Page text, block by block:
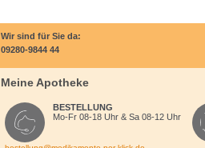
Wir sind für Sie da:
09280-9844 44
Meine Apotheke
BESTELLUNG
Mo-Fr 08-18 Uhr & Sa 08-12 Uhr